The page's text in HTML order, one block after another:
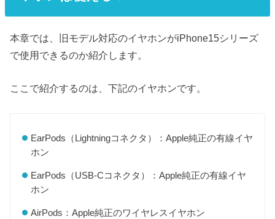
本章では、旧モデル対応のイヤホンがiPhone15シリーズ
で使用できるのか紹介します。
ここで紹介するのは、下記のイヤホンです。
EarPods（Lightningコネクタ）：Apple純正の有線イヤ
ホン
EarPods（USB-Cコネクタ）：Apple純正の有線イヤ
ホン
AirPods：Apple純正のワイヤレスイヤホン